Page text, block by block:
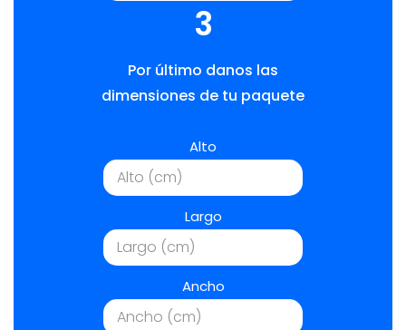
3
Por último danos las
dimensiones de tu paquete
Alto
Largo
Ancho